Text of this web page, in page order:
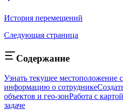
История перемещений
Следующая страница
Содержание
Узнать текущее местоположение
информацию о сотруднике
объектов и гео-зонРабота с картой
задаче